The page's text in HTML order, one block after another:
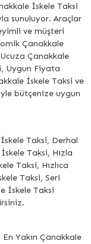
İskele Taksi
sunuluyor. Araçlar
ve müşteri
Çanakkale
Çanakkale
Uygun Fiyata
İskele Taksi ve
bütçenize uygun
Taksi, Derhal
Taksi, Hızla
Taksi, Hızlıca
Taksi, Seri
İskele Taksi
Yakın Çanakkale